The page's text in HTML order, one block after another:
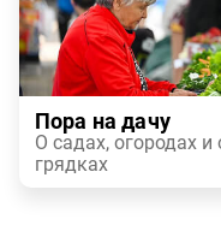
Пора на дачу
О садах, огородах и
грядках